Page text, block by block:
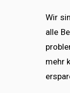
Wir
alle
mehr